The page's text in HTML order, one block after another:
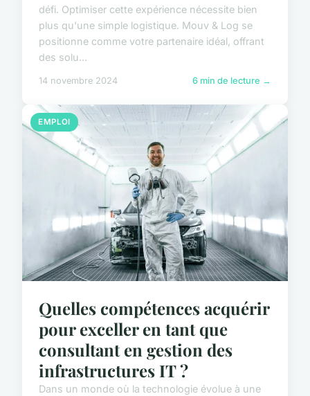
défi. Optimiser cette expérience nécessite bien
plus qu'une simple logistique. Mouv & Log se
positionne comme votre partenaire idéal, offrant
des solu...
14 novembre 2024 6 min de lecture →
EMPLOI
Quelles compétences acquérir
pour exceller en tant que
consultant en gestion des
infrastructures IT ?
Dans un monde où la technologie évolue à une